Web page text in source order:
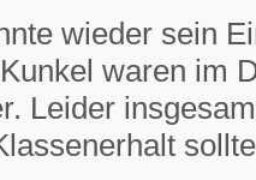
wieder sein
waren im
Leider